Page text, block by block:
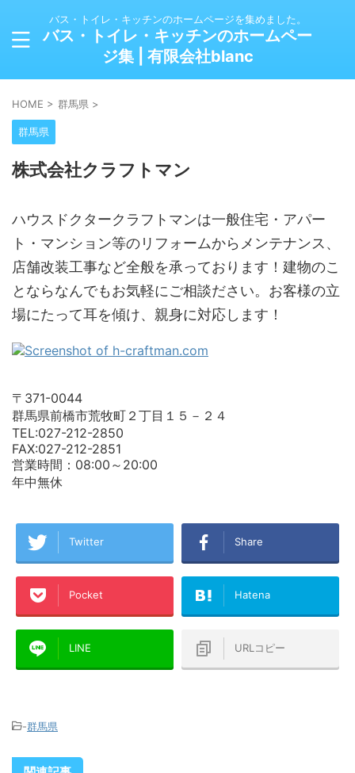
バス・トイレ・キッチンのホームページを集めました。
バス・トイレ・キッチンのホームペー
ジ集 | 有限会社blanc
HOME > 群馬県 >
群馬県
株式会社クラフトマン
ハウスドクタークラフトマンは一般住宅・アパー
ト・マンション等のリフォームからメンテナンス、
店舗改装工事など全般を承っております！建物のこ
とならなんでもお気軽にご相談ださい。お客様の立
場にたって耳を傾け、親身に対応します！
〒371-0044
群馬県前橋市荒牧町２丁目１５－２４
TEL:027-212-2850
FAX:027-212-2851
営業時間：08:00～20:00
年中無休
Twitter Share
Pocket Hatena
LINE URLコピー
-群馬県